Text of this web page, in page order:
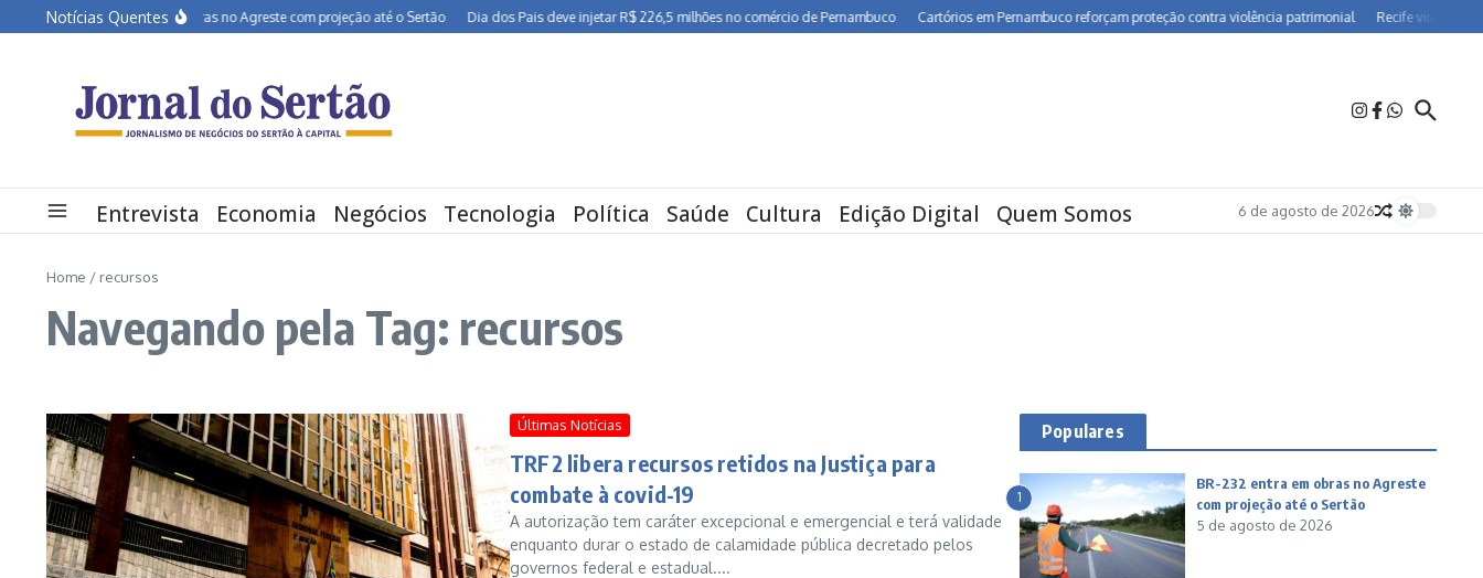
Ir para o conteúdo
Notícias Quentes
BR-232 entra em obras no Agreste com projeção até o Sertão Dia dos Pais deve injetar R$ 226,5 milhões no comércio de Pernambuco Cartórios em Pernambuco reforçam proteção contra violência patrimonial Recife vira polo de
Entrevista Economia Negócios Tecnologia Política Saúde Cultura Edição Digital Quem Somos 6 de agosto de 2026
Home / recursos
Navegando pela Tag: recursos
Últimas Notícias
TRF2 libera recursos retidos na Justiça para
combate à covid-19
A autorização tem caráter excepcional e emergencial e terá validade
enquanto durar o estado de calamidade pública decretado pelos
governos federal e estadual....
Populares
1
BR-232 entra em obras no Agreste
com projeção até o Sertão
5 de agosto de 2026